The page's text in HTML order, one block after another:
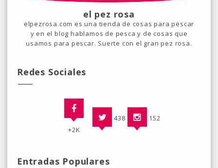
el pez rosa
elpezrosa.com es una tienda de cosas para pescar
y en el blog hablamos de pesca y de cosas que
usamos para pescar. Suerte con el gran pez rosa.
Redes Sociales
+2K
438 152
Entradas Populares